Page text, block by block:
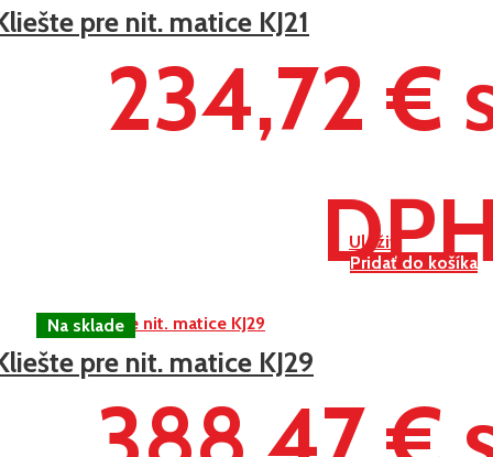
Uložiť
Pridať do košíka
pre nit. matice KJ21
234,72 €
pre nit. matice KJ29